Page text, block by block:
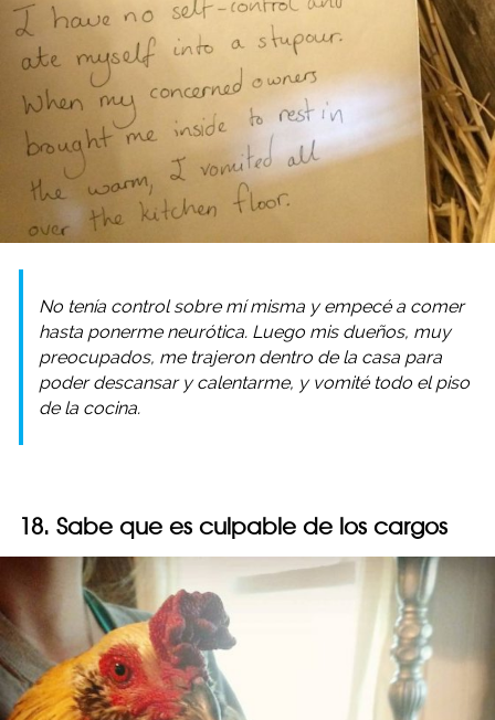
No tenía control sobre mí misma y empecé a comer
hasta ponerme neurótica. Luego mis dueños, muy
preocupados, me trajeron dentro de la casa para
poder descansar y calentarme, y vomité todo el piso
de la cocina.
18. Sabe que es culpable de los cargos